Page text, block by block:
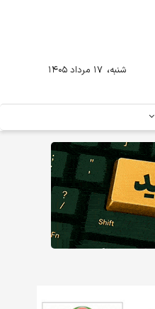
شنبه، ۱۷ مرداد ۱۴۰۵